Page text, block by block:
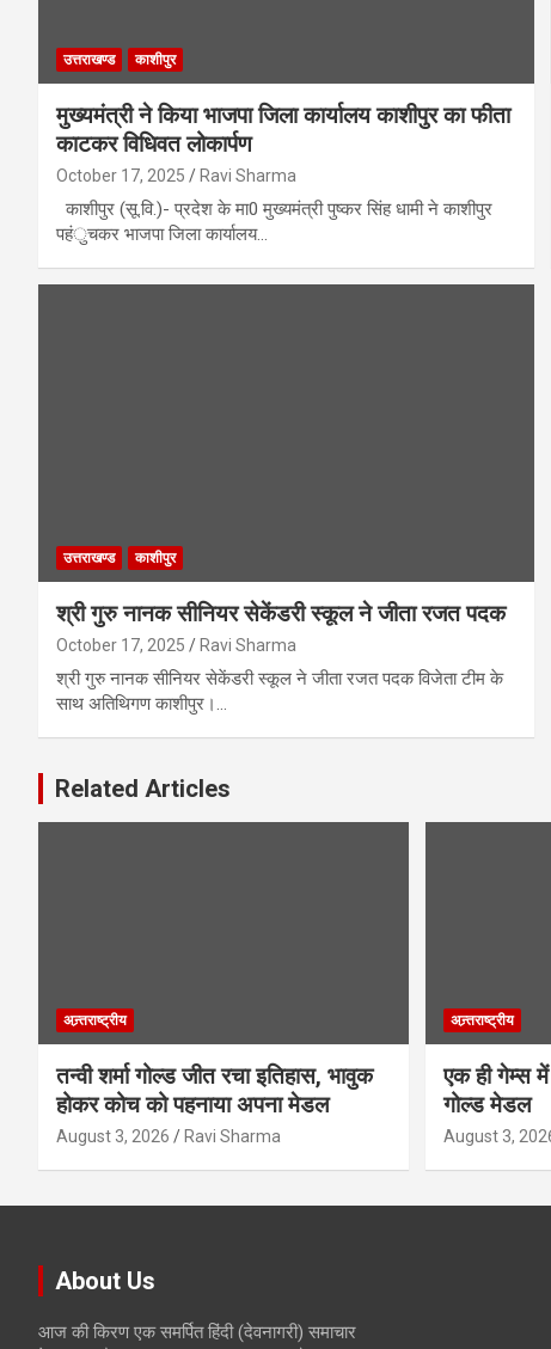
उत्तराखण्ड काशीपुर
मुख्यमंत्री ने किया भाजपा जिला कार्यालय काशीपुर का फीता
काटकर विधिवत लोकार्पण
October 17, 2025 Ravi Sharma
काशीपुर (सू.वि.)- प्रदेश के मा0 मुख्यमंत्री पुष्कर सिंह धामी ने काशीपुर
पहंुचकर भाजपा जिला कार्यालय…
उत्तराखण्ड काशीपुर
श्री गुरु नानक सीनियर सेकेंडरी स्कूल ने जीता रजत पदक
October 17, 2025 Ravi Sharma
श्री गुरु नानक सीनियर सेकेंडरी स्कूल ने जीता रजत पदक विजेता टीम के
साथ अतिथिगण काशीपुर।…
Related Articles
अन्र्तराष्ट्रीय
तन्वी शर्मा गोल्ड जीत रचा इतिहास, भावुक
होकर कोच को पहनाया अपना मेडल
August 3, 2026 Ravi Sharma
अन्र्तराष्ट्रीय
एक ही गेम्स
गोल्ड मेडल
August 3,
About Us
आज की किरण एक समर्पित हिंदी (देवनागरी) समाचार